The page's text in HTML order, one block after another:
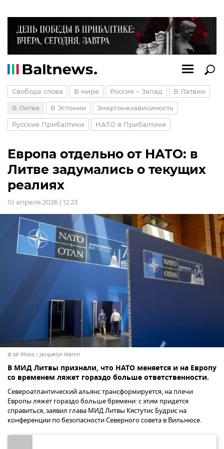
Свобода слова В мире Россия – Запад В Латвии
В Литве В Эстонии Энергонезависимость
Русские Прибалтики НАТО в Прибалтике
Европа отдельно от НАТО: в
Литве задумались о текущих
реалиях
10 апреля 2026 | 12:23
© AP Photo / Jacquelyn Martin
В МИД Литвы признали, что НАТО меняется и на Европу
со временем ляжет гораздо больше ответственности.
Североатлантический альянс трансформируется, на плечи
Европы ляжет гораздо больше бремени: с этим придется
справиться, заявил глава МИД Литвы Кястутис Будрис на
конференции по безопасности Северного совета в Вильнюсе.